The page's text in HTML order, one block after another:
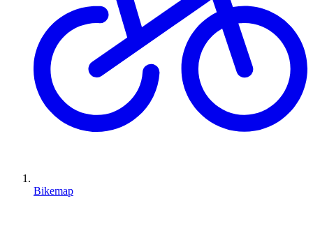
Bikemap